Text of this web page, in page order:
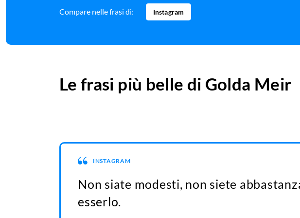
Compare nelle frasi di: Instagram
Le frasi più belle di Golda Meir
INSTAGRAM
Non siate modesti, non siete
esserlo.